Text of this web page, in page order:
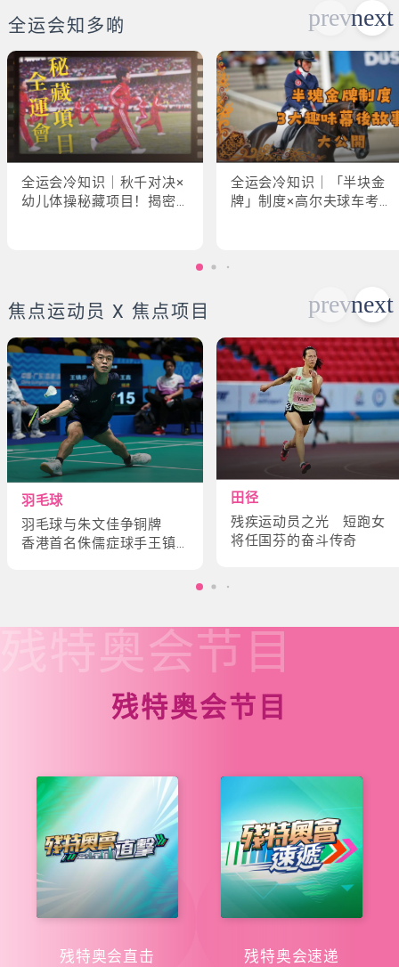
全运会知多啲
全运会冷知识｜秋千对决×
幼儿体操秘藏项目！揭密
全运会冷知识｜「半块金
牌」制度×高尔夫球车考牌
焦点运动员 X 焦点项目
羽毛球
羽毛球与朱文佳争铜牌
香港首名侏儒症球手王镇
田径
残疾运动员之光 短跑女
将任国芬的奋斗传奇
残特奥会节目
残特奥会节目
残特奥会直击 残特奥会速递